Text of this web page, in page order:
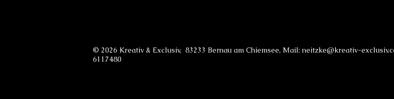
© 2026 Kreativ & Exclusiv, 83233 Bernau am Chiemsee, Mail: neitzke@kreativ-
6117480